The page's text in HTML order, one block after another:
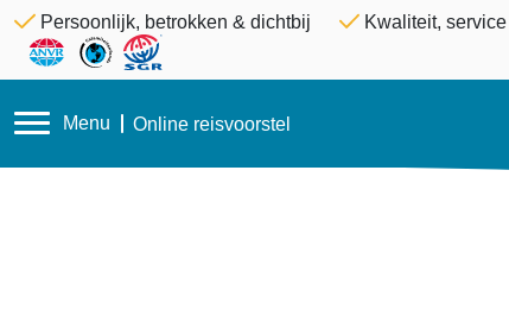
Persoonlijk, betrokken & dichtbij Kwaliteit,
Menu Online reisvoorstel